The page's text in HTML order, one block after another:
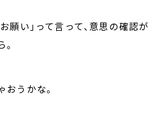
願い」って言って、意思の確認が
うかな。